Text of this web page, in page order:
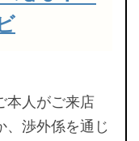
本人がご来店
、渉外係を通じ